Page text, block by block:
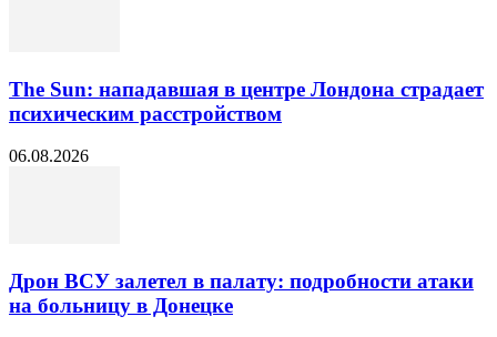
The Sun: нападавшая в центре Лондона страдает
психическим расстройством
06.08.2026
Дрон ВСУ залетел в палату: подробности атаки
на больницу в Донецке